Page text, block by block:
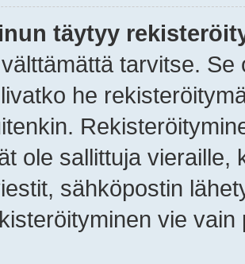
täytyy
tarvitse.
he
ole sallittuja vieraille,
sähköpostin
vie